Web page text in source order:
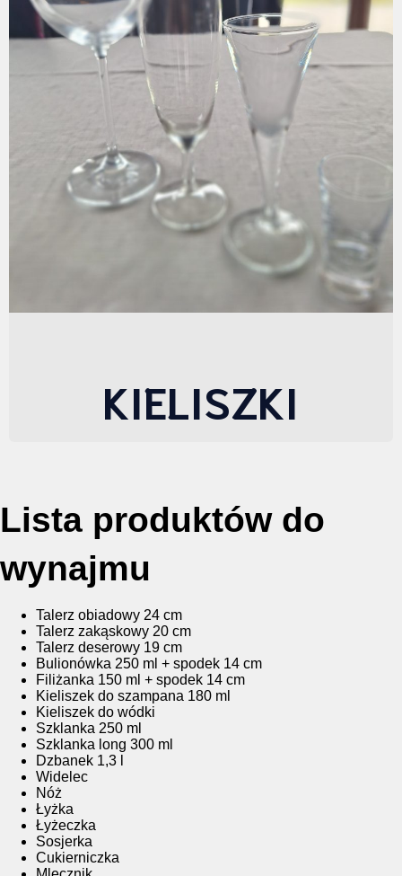
KIELISZKI
Lista produktów do
wynajmu
Talerz obiadowy 24 cm
Talerz zakąskowy 20 cm
Talerz deserowy 19 cm
Bulionówka 250 ml + spodek 14 cm
Filiżanka 150 ml + spodek 14 cm
Kieliszek do szampana 180 ml
Kieliszek do wódki
Szklanka 250 ml
Szklanka long 300 ml
Dzbanek 1,3 l
Widelec
Nóż
Łyżka
Łyżeczka
Sosjerka
Cukierniczka